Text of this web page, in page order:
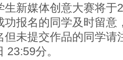
生新媒体创意大赛将
功报名的同学及时留意
但未提交作品的同学请
23:59分。